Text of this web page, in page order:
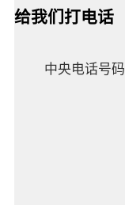
给我们打电话
中央电话号码